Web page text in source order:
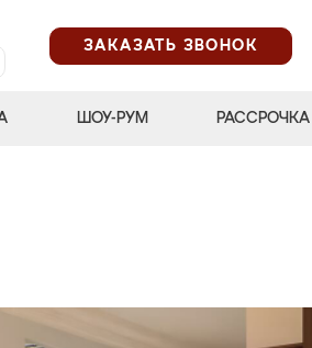
ЗАКАЗАТЬ ЗВОНОК
ШОУ-РУМ РАССРОЧКА